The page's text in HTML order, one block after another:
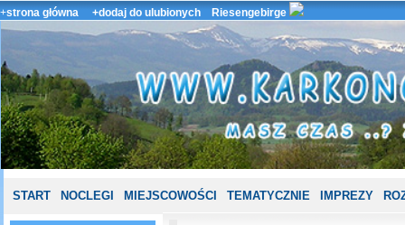
+strona główna +dodaj do ulubionych Riesengebirge
START NOCLEGI MIEJSCOWOŚCI TEMATYCZNIE IMPREZY